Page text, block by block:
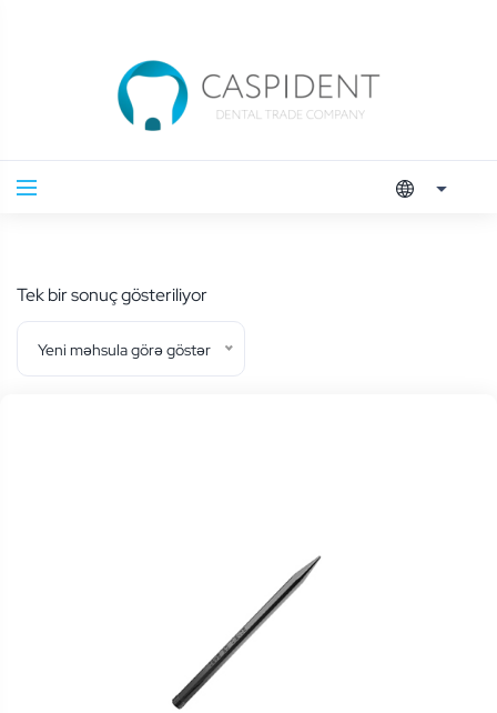
Tek bir sonuç gösteriliyor
Yeni məhsula görə göstər